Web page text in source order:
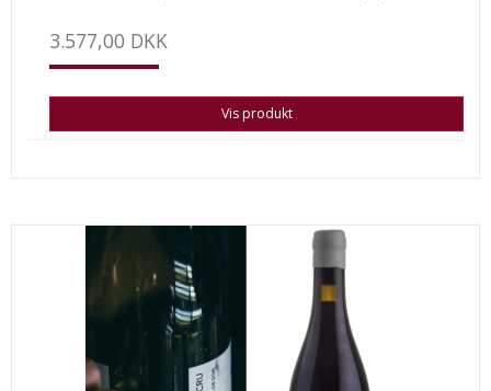
3.577,00 DKK
Vis produkt